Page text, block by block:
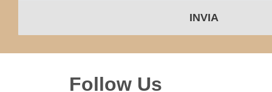
INVIA
Follow Us